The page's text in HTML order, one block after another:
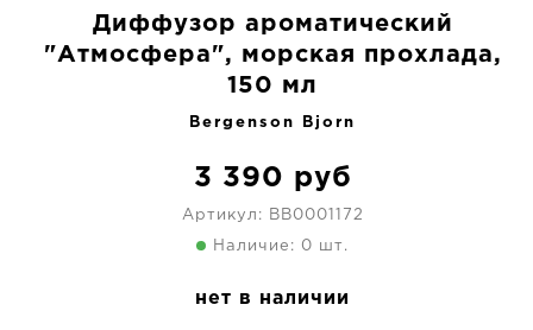
Диффузор ароматический
"Атмосфера", морская прохлада,
150 мл
Bergenson Bjorn
3 390 руб
Артикул: BB0001172
Наличие: 0 шт.
нет в наличии